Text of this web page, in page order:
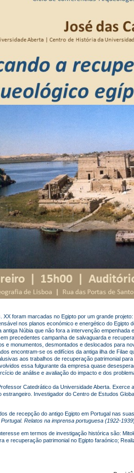
foram marcadas no Egipto por um grande
nos planos económico e energético do
antiga Núbia que não fora a intervenção
precedentes campanha de salvaguarda e
e monumentos, desmontados e deslocados para
encontram-se os edifícios da antiga ilha de Filae
aos trabalhos de recuperação patrimonial
essa fulgurante da empresa quase
de análise e avaliação do impacto e dos
Catedrático da Universidade Aberta. Exerce
estrangeiro. Investigador do Centro de Estudos
de recepção do antigo Egipto em Portugal nas
Relatos na imprensa portuguesa (1922-1939
em termos de investigação histórica são:
e recuperação patrimonial no Egipto faraónico;